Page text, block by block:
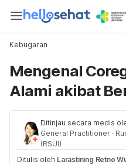
Kebugaran
Mengenal
Alami akibat
Ditinjau secara medis
General Practitioner ·
(RSUI)
Ditulis oleh Larastining Retno